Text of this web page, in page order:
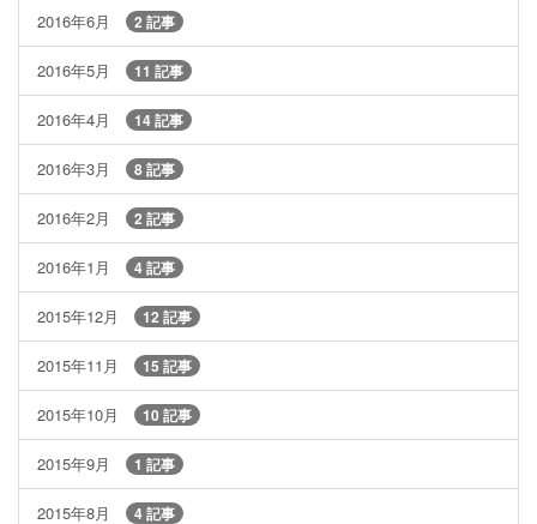
2016年6月 2 記事
2016年5月 11 記事
2016年4月 14 記事
2016年3月 8 記事
2016年2月 2 記事
2016年1月 4 記事
2015年12月 12 記事
2015年11月 15 記事
2015年10月 10 記事
2015年9月 1 記事
2015年8月 4 記事